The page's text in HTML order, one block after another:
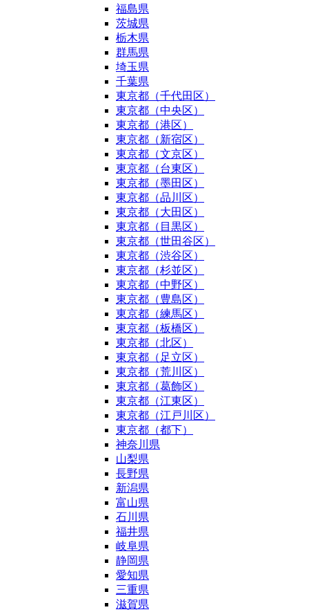
福島県
茨城県
栃木県
群馬県
埼玉県
千葉県
東京都（千代田区）
東京都（中央区）
東京都（港区）
東京都（新宿区）
東京都（文京区）
東京都（台東区）
東京都（墨田区）
東京都（品川区）
東京都（大田区）
東京都（目黒区）
東京都（世田谷区）
東京都（渋谷区）
東京都（杉並区）
東京都（中野区）
東京都（豊島区）
東京都（練馬区）
東京都（板橋区）
東京都（北区）
東京都（足立区）
東京都（荒川区）
東京都（葛飾区）
東京都（江東区）
東京都（江戸川区）
東京都（都下）
神奈川県
山梨県
長野県
新潟県
富山県
石川県
福井県
岐阜県
静岡県
愛知県
三重県
滋賀県